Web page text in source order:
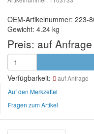
OEM-Artikelnummer: 223-
Gewicht: 4.24 kg
Preis: auf Anfrage
Verfügbarkeit:
auf Anfrage
Auf den Merkzettel
Fragen zum Artikel